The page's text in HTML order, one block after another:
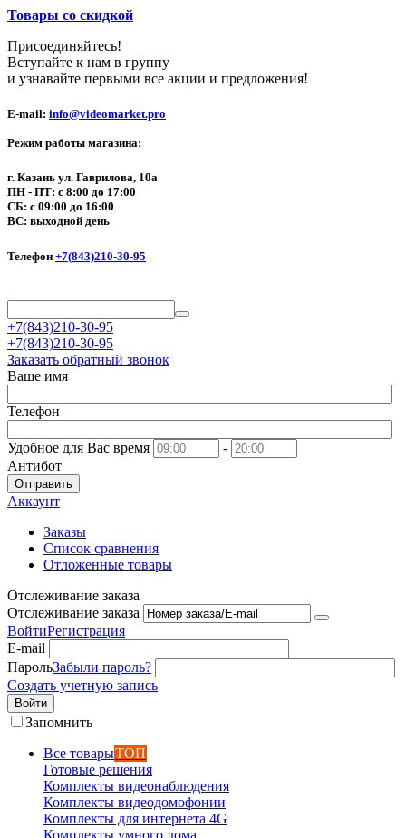
Товары со скидкой
Присоединяйтесь!
Вступайте к нам в группу
и узнавайте первыми все акции и предложения!
E-mail: info@videomarket.pro
Режим работы магазина:
г. Казань ул. Гаврилова, 10а
ПН - ПТ: с 8:00 до 17:00
СБ: с 09:00 до 16:00
ВС: выходной день
Телефон +7(843)210-30-95
+7(843)210-30-95
+7(843)210-30-95
Заказать обратный звонок
Ваше имя
Телефон
Удобное для Вас время
-
Антибот
Отправить
Аккаунт
Заказы
Список сравнения
Отложенные товары
Отслеживание заказа
Отслеживание заказа
ВойтиРегистрация
E-mail
ПарольЗабыли пароль?
Создать учетную запись
Войти
Запомнить
Все товарыТОП
Готовые решения
Комплекты видеонаблюдения
Комплекты видеодомофонии
Комплекты для интернета 4G
Комплекты умного дома